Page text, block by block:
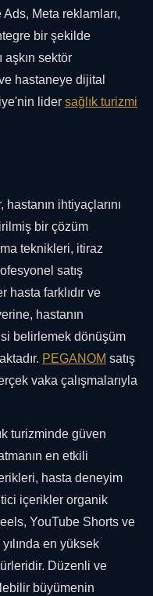
Meta reklamları,
bir şekilde
aşkın sektör
hastaneye dijital
lider sağlık turizmi
ihtiyaçlarını
bir çözüm
teknikleri, itiraz
satış
farklıdır ve
hastanın
belirlemek dönüşüm
PEGANOM satış
vaka çalışmalarıyla
turizminde güven
en etkili
hasta deneyim
içerikler organik
YouTube Shorts ve
en yüksek
Düzenli ve
büyümenin